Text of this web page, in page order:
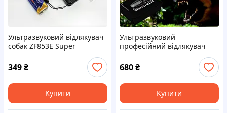
Ультразвуковий відлякувач
собак ZF853E Super
ліхтариком засіб від собак
захист
349₴
Купити
Ультразвуковий
професійний відлякувач
Ultrasonic Dog Repeller PU
70/ 8669
680₴
Купити